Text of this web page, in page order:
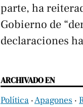
parte, ha
Gobierno de
declaraciones
ARCHIVADO EN
Política ‧Apagones ‧